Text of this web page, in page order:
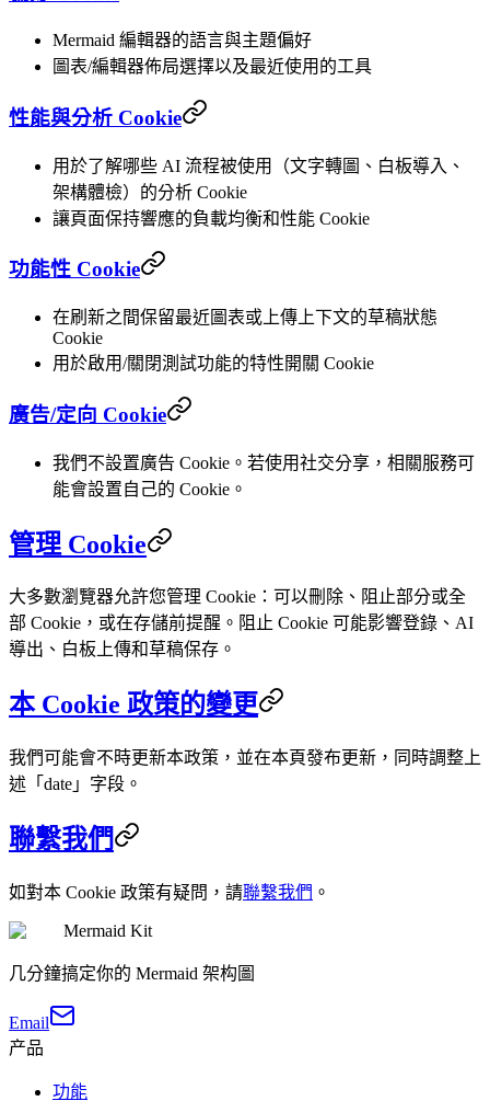
Mermaid 編輯器的語言與主題偏好
圖表/編輯器佈局選擇以及最近使用的工具
性能與分析 Cookie
用於了解哪些 AI 流程被使用（文字轉圖、白板導入、
架構體檢）的分析 Cookie
讓頁面保持響應的負載均衡和性能 Cookie
功能性 Cookie
在刷新之間保留最近圖表或上傳上下文的草稿狀態
Cookie
用於啟用/關閉測試功能的特性開關 Cookie
廣告/定向 Cookie
我們不設置廣告 Cookie。若使用社交分享，相關服務可
能會設置自己的 Cookie。
管理 Cookie
大多數瀏覽器允許您管理 Cookie：可以刪除、阻止部分或全
部 Cookie，或在存儲前提醒。阻止 Cookie 可能影響登錄、AI
導出、白板上傳和草稿保存。
本 Cookie 政策的變更
我們可能會不時更新本政策，並在本頁發布更新，同時調整上
述「date」字段。
聯繫我們
如對本 Cookie 政策有疑問，請聯繫我們 。
Mermaid Kit
几分鐘搞定你的 Mermaid 架构圖
Email
产品
功能